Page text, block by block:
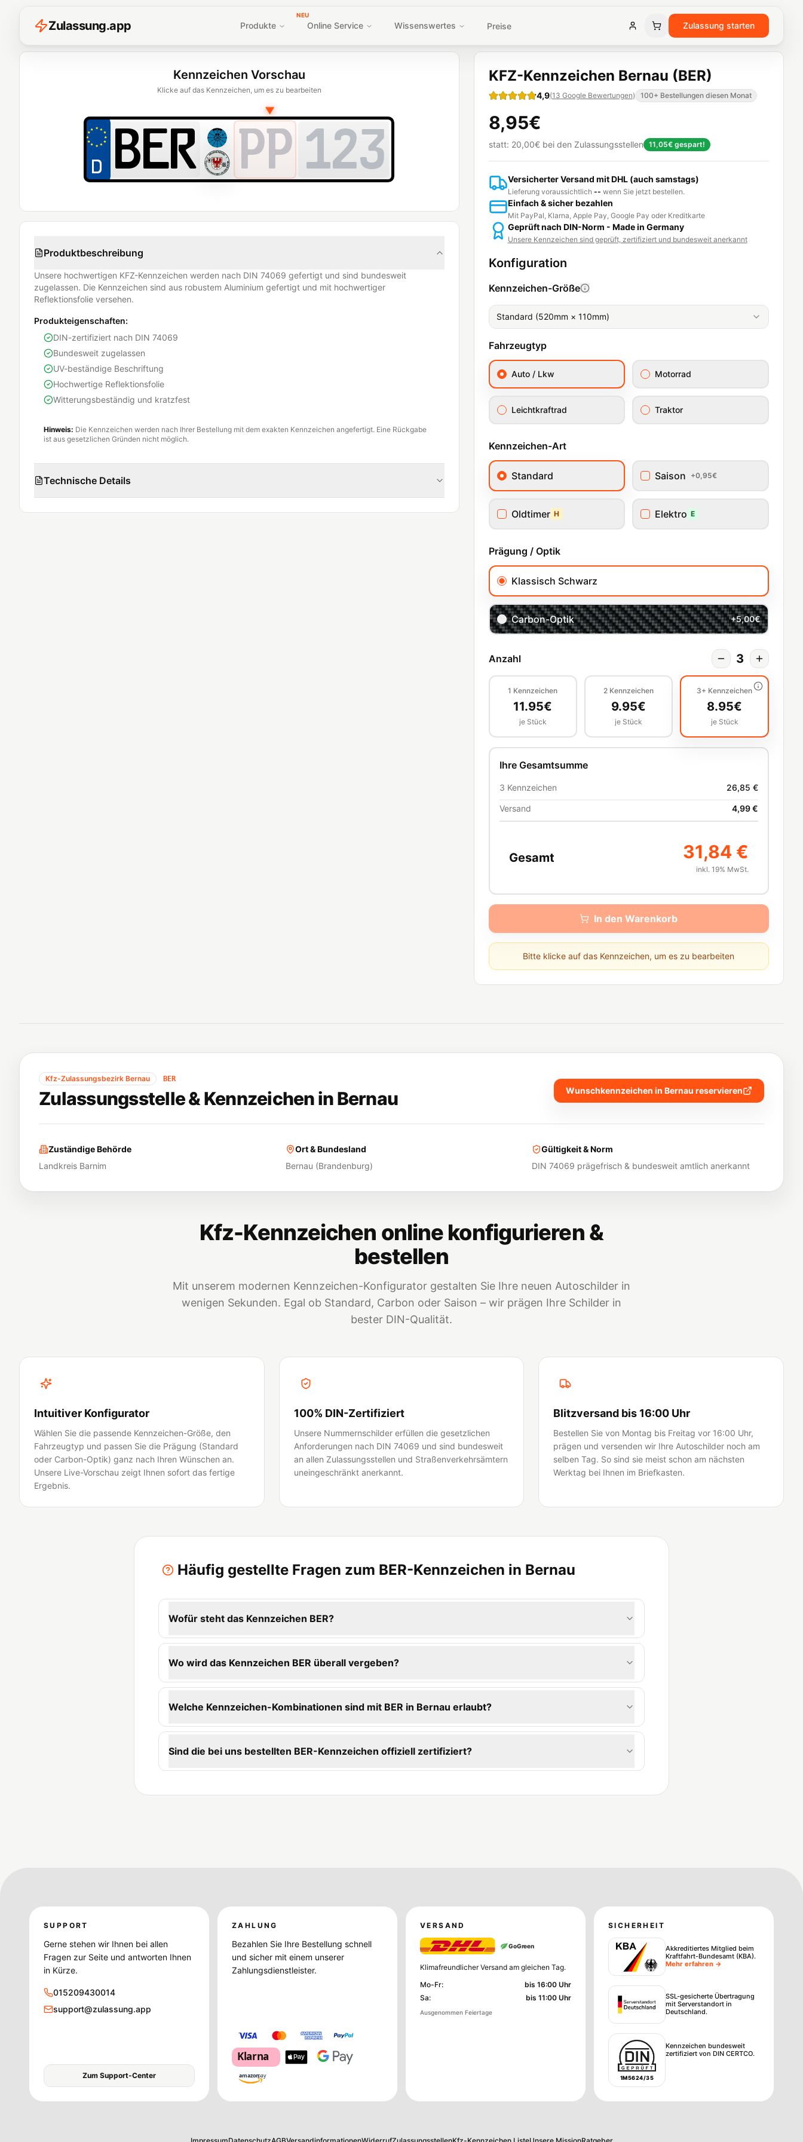
Zulassung.app Produkte
NEU
Online Service Wissenswertes Preise Zulassung starten
KFZ-Kennzeichen Bernau (BER)
4,9(13 Google Bewertungen) 100+ Bestellungen diesen Monat
8,95€
statt: 20,00€ bei den Zulassungsstellen 11,05€ gespart!
Versicherter Versand mit DHL (auch samstags)
Lieferung voraussichtlich -- wenn Sie jetzt bestellen.
Einfach & sicher bezahlen
Mit PayPal, Klarna, Apple Pay, Google Pay oder Kreditkarte
Geprüft nach DIN-Norm - Made in Germany
Unsere Kennzeichen sind geprüft, zertifiziert und bundesweit anerkannt
Konfiguration
Kennzeichen-Größe
Standard (520mm × 110mm)
Fahrzeugtyp
Auto / Lkw Motorrad
Leichtkraftrad Traktor
Kennzeichen-Art
Standard Saison +0,95€
Oldtimer H Elektro E
Prägung / Optik
Klassisch Schwarz
Carbon-Optik +5,00€
Anzahl 3
1 Kennzeichen
11.95€
je Stück
2 Kennzeichen
9.95€
je Stück
3+ Kennzeichen
8.95€
je Stück
Ihre Gesamtsumme
3 Kennzeichen 26,85 €
Versand 4,99 €
Gesamt 31,84 €
inkl. 19% MwSt.
In den Warenkorb
Bitte klicke auf das Kennzeichen, um es zu bearbeiten
Kennzeichen Vorschau
Klicke auf das Kennzeichen, um es zu bearbeiten
▼
PP 123
Produktbeschreibung
Unsere hochwertigen KFZ-Kennzeichen werden nach DIN 74069 gefertigt und sind bundesweit
zugelassen. Die Kennzeichen sind aus robustem Aluminium gefertigt und mit hochwertiger
Reflektionsfolie versehen.
Produkteigenschaften:
DIN-zertifiziert nach DIN 74069
Bundesweit zugelassen
UV-beständige Beschriftung
Hochwertige Reflektionsfolie
Witterungsbeständig und kratzfest
Hinweis: Die Kennzeichen werden nach Ihrer Bestellung mit dem exakten Kennzeichen angefertigt. Eine Rückgabe
ist aus gesetzlichen Gründen nicht möglich.
Technische Details
Kfz-Zulassungsbezirk Bernau BER
Zulassungsstelle & Kennzeichen inBernau Wunschkennzeichen in Bernau reservieren
Zuständige Behörde
Landkreis Barnim
Ort & Bundesland
Bernau (Brandenburg)
Gültigkeit & Norm
DIN 74069 prägefrisch & bundesweit amtlich anerkannt
Kfz-Kennzeichen online konfigurieren &
bestellen
Mit unserem modernen Kennzeichen-Konfigurator gestalten Sie Ihre neuen Autoschilder in
wenigen Sekunden. Egal ob Standard, Carbon oder Saison – wir prägen Ihre Schilder in
bester DIN-Qualität.
Intuitiver Konfigurator
Wählen Sie die passende Kennzeichen-Größe, den
Fahrzeugtyp und passen Sie die Prägung (Standard
oder Carbon-Optik) ganz nach Ihren Wünschen an.
Unsere Live-Vorschau zeigt Ihnen sofort das fertige
Ergebnis.
100% DIN-Zertifiziert
Unsere Nummernschilder erfüllen die gesetzlichen
Anforderungen nach DIN 74069 und sind bundesweit
an allen Zulassungsstellen und Straßenverkehrsämtern
uneingeschränkt anerkannt.
Blitzversand bis 16:00 Uhr
Bestellen Sie von Montag bis Freitag vor 16:00 Uhr,
prägen und versenden wir Ihre Autoschilder noch am
selben Tag. So sind sie meist schon am nächsten
Werktag bei Ihnen im Briefkasten.
Häufig gestellte Fragen zum BER-Kennzeichen in Bernau
Wofür steht das Kennzeichen BER?
Wo wird das Kennzeichen BER überall vergeben?
Welche Kennzeichen-Kombinationen sind mit BER in Bernau erlaubt?
Sind die bei uns bestellten BER-Kennzeichen offiziell zertifiziert?
SUPPORT
Gerne stehen wir Ihnen bei allen
Fragen zur Seite und antworten Ihnen
in Kürze.
015209430014
support@zulassung.app
Zum Support-Center
ZAHLUNG
Bezahlen Sie Ihre Bestellung schnell
und sicher mit einem unserer
Zahlungsdienstleister.
Klarna
amazonpay
VERSAND
GoGreen
Klimafreundlicher Versand am gleichen Tag.
Mo-Fr:
bis 16:00 Uhr
Sa: bis 11:00 Uhr
Ausgenommen Feiertage
SICHERHEIT
Akkreditiertes Mitglied beim
Kraftfahrt-Bundesamt (KBA).
Mehr erfahren →
SSL-gesicherte Übertragung
mit Serverstandort in
Deutschland.
1M5624/35
Kennzeichen bundesweit
zertifiziert von DIN CERTCO.